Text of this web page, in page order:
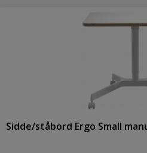
Sidde/ståbord Ergo Small